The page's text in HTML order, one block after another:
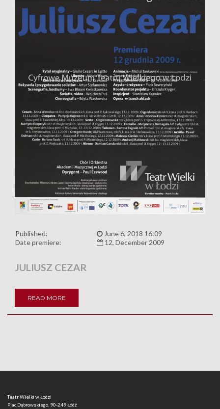
Published:
June 6, 2018 16:09
Date premiere:
12, December 2009
JULIUSZ CEZAR
READ MORE
Teatr Wielki w Łodzi
Plac Dąbrowskiego, 90-249 Łódź